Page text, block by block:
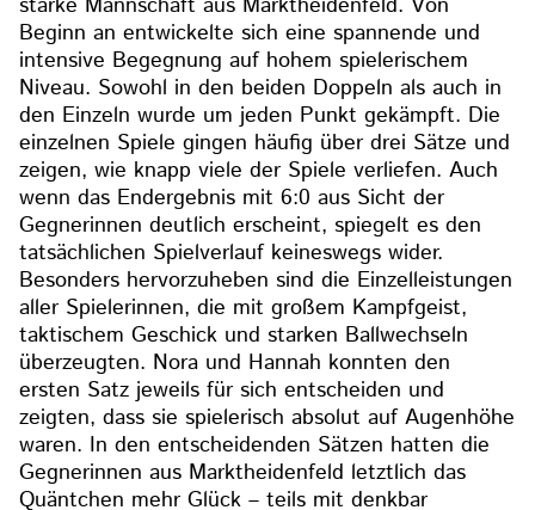
Beginn an entwickelte sich eine spannende und
intensive Begegnung auf hohem spielerischem
Niveau. Sowohl in den beiden Doppeln als auch in
den Einzeln wurde um jeden Punkt gekämpft. Die
einzelnen Spiele gingen häufig über drei Sätze und
zeigen, wie knapp viele der Spiele verliefen. Auch
wenn das Endergebnis mit 6:0 aus Sicht der
Gegnerinnen deutlich erscheint, spiegelt es den
tatsächlichen Spielverlauf keineswegs wider.
Besonders hervorzuheben sind die Einzelleistungen
aller Spielerinnen, die mit großem Kampfgeist,
taktischem Geschick und starken Ballwechseln
überzeugten. Nora und Hannah konnten den
ersten Satz jeweils für sich entscheiden und
zeigten, dass sie spielerisch absolut auf Augenhöhe
waren. In den entscheidenden Sätzen hatten die
Gegnerinnen aus Marktheidenfeld letztlich das
Quäntchen mehr Glück – teils mit denkbar